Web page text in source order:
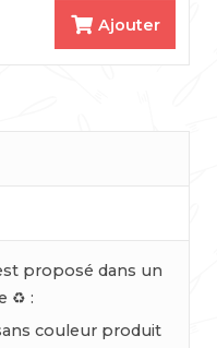
Ajouter
proposé dans un
♻️ :
couleur produit